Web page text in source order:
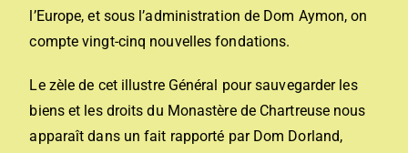
l’Europe, et sous l’administration de Dom Aymon, on
compte vingt-cinq nouvelles fondations.
Le zèle de cet illustre Général pour sauvegarder les
biens et les droits du Monastère de Chartreuse nous
apparaît dans un fait rapporté par Dom Dorland,